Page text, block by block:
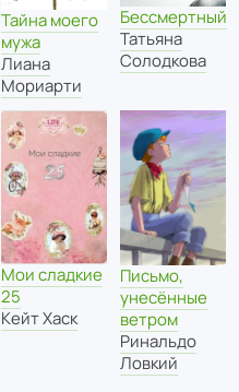
Тайна моего
мужа
Лиана
Мориарти
Бессмертный
Татьяна
Солодкова
Мои сладкие
25
Кейт Хаск
Письмо,
унесённые
ветром
Ринальдо
Ловкий